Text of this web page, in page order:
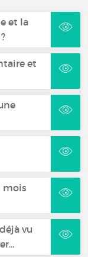
et la
et
mois
vu